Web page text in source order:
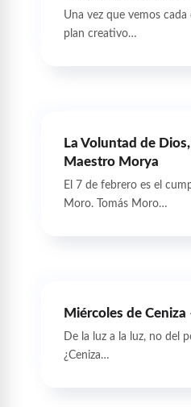
Una vez que vemos
plan creativo…
La Voluntad de
Maestro Morya
El 7 de febrero es el
Moro. Tomás Moro…
Miércoles de Ceniza
De la luz a la luz, no del
¿Ceniza…